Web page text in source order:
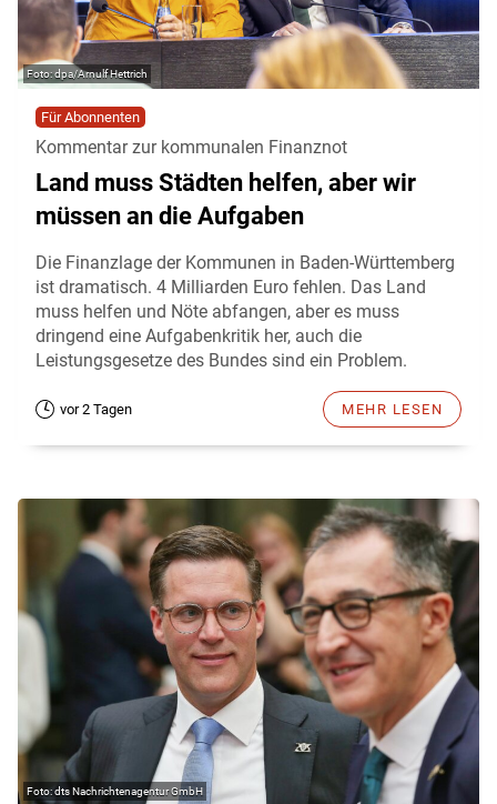
dpa/Arnulf Hettrich
Für Abonnenten
Kommentar zur kommunalen Finanznot
Land muss Städten helfen, aber wir
müssen an die Aufgaben
Die Finanzlage der Kommunen in Baden-Württemberg
ist dramatisch. 4 Milliarden Euro fehlen. Das Land
muss helfen und Nöte abfangen, aber es muss
dringend eine Aufgabenkritik her, auch die
Leistungsgesetze des Bundes sind ein Problem.
vor 2 Tagen MEHR LESEN
dts Nachrichtenagentur GmbH